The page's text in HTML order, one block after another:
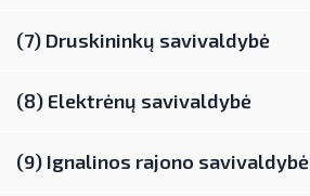
(7) Druskininkų savivaldybė
(8) Elektrėnų savivaldybė
(9) Ignalinos rajono savivaldybė